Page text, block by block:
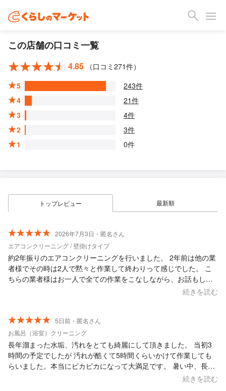
この店舗の口コミ一覧
4.85
（口コミ271件）
5
243件
4
21件
3
4件
2
3件
1
0件
トップレビュー 最新順
2026年7月3日・匿名さん
エアコンクリーニング / 壁掛けタイプ
約2年振りのエアコンクリーニングを行いました。 2年前は他の業
者様でその時は2人で黙々と作業して終わりって感じでした。 こ
ちらの業者様はお一人で全ての作業をこなしながら、お話もして
くれて安心感がありました！ 作業はお掃除機能付き(パナソニック
プション2,200円)を提案頂き、実際にドレンパンを見せていただ
いたらホコリカビまみれでお願いさせていだきました。 また、お
掃除機能部分の排出装置(うちのエオリアはダストボックスタイプ
ではなかった様です。)のパイプもホコリが詰まっていたりとしま
したが、出来る限り取り除いて頂けました！ メーカー提供のクリ
ーニングもありますが、高額だったりするので、この価格で2台は
続きを読む
5日前・匿名さん
お風呂（浴室）クリーニング
長年溜まった水垢、汚れをとても綺麗にして頂きました。 当初3
時間の予定でしたが 汚れが酷くて5時間くらいかけて作業しても
らいました。本当にピカピカになって大満足です。 暑い中、長い
続きを読む